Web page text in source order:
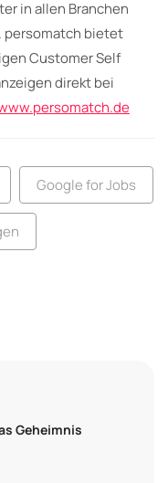
in allen Branchen
persomatch bietet
Customer Self
direkt bei
Google for Jobs
Geheimnis